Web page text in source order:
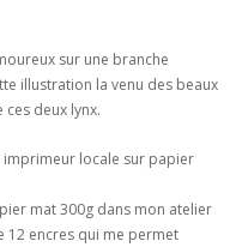
sur une branche
illustration la venu des beaux
deux lynx.
imprimeur locale sur papier
mat 300g dans mon atelier
12 encres qui me permet